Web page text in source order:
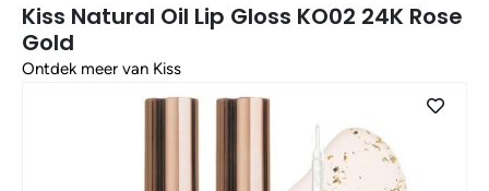
Kiss Natural Oil Lip Gloss KO02 24K Rose
Gold
Ontdek meer van Kiss